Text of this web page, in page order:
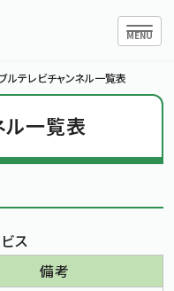
ハンバ
MENU
ルテレビチャンネル一覧表
ル一覧表
ス
備考